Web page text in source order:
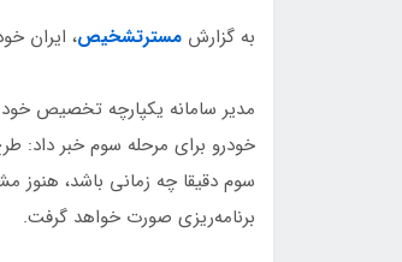
به گزارش مسترتشخیص، ایران
مدیر سامانه یکپارچه تخصیص
خودرو برای مرحله سوم خبر داد:
سوم دقیقا چه زمانی باشد،
برنامه‌ریزی صورت خواهد گرفت.